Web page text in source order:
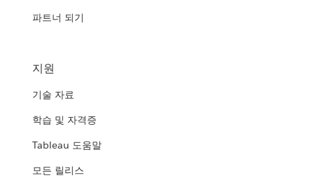
파트너 되기
지원
기술 자료
학습 및 자격증
Tableau 도움말
모든 릴리스